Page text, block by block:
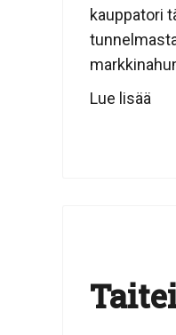
kauppatori
Lue lisää